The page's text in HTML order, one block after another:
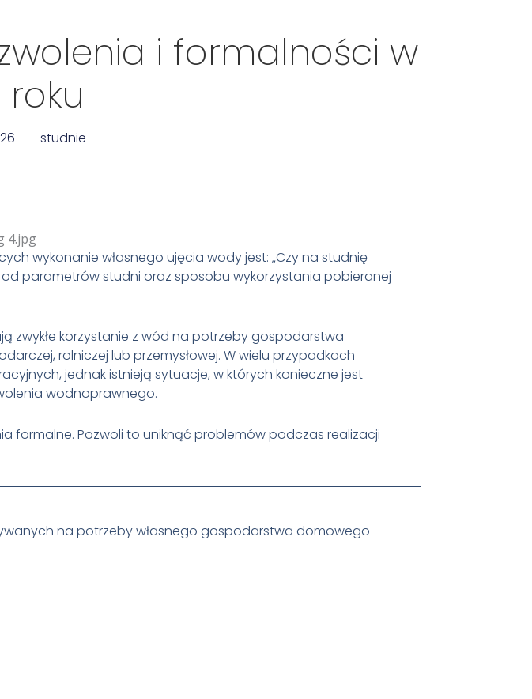
i formalności w
studnie
wykonanie własnego ujęcia wody jest: „Czy na studnię
parametrów studni oraz sposobu wykorzystania pobieranej
zwykłe korzystanie z wód na potrzeby gospodarstwa
rolniczej lub przemysłowej. W wielu przypadkach
jednak istnieją sytuacje, w których konieczne jest
wodnoprawnego.
formalne. Pozwoli to uniknąć problemów podczas realizacji
na potrzeby własnego gospodarstwa domowego